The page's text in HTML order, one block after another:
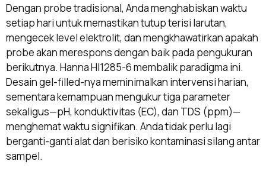
Dengan probe tradisional, Anda menghabiskan waktu
setiap hari untuk memastikan tutup terisi larutan,
mengecek level elektrolit, dan mengkhawatirkan apakah
probe akan merespons dengan baik pada pengukuran
berikutnya. Hanna HI1285-6 membalik paradigma ini.
Desain gel-filled-nya meminimalkan intervensi harian,
sementara kemampuan mengukur tiga parameter
sekaligus—pH, konduktivitas (EC), dan TDS (ppm)—
menghemat waktu signifikan. Anda tidak perlu lagi
berganti-ganti alat dan berisiko kontaminasi silang antar
sampel.